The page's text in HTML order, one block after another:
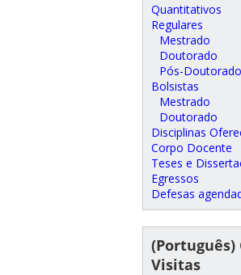
Quantitativos
Regulares
Mestrado
Doutorado
Pós-Doutorado
Bolsistas
Mestrado
Doutorado
Disciplinas
Corpo Docente
Teses e
Egressos
Defesas
(Português)
Visitas